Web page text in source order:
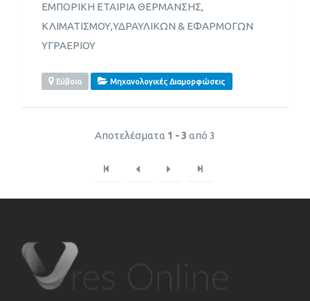
ΕΜΠΟΡΙΚΗ ΕΤΑΙΡΙΑ ΘΕΡΜΑΝΣΗΣ,
ΚΛΙΜΑΤΙΣΜΟΥ,ΥΔΡΑΥΛΙΚΩΝ & ΕΦΑΡΜΟΓΩΝ
ΥΓΡΑΕΡΙΟΥ
Εύβοια Μηχανολογικές Διαμορφώσεις
Αποτελέσματα 1 - 3 από 3